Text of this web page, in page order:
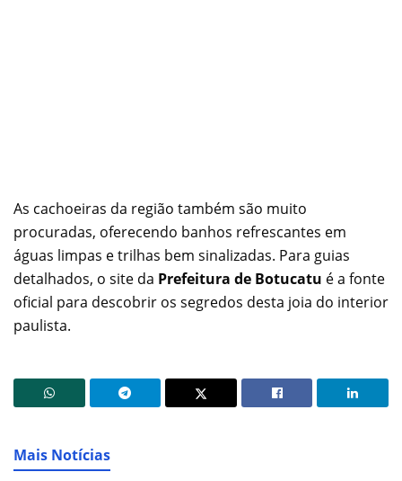
As cachoeiras da região também são muito
procuradas, oferecendo banhos refrescantes em
águas limpas e trilhas bem sinalizadas. Para guias
detalhados, o site da Prefeitura de Botucatu é a fonte
oficial para descobrir os segredos desta joia do interior
paulista.
Mais Notícias